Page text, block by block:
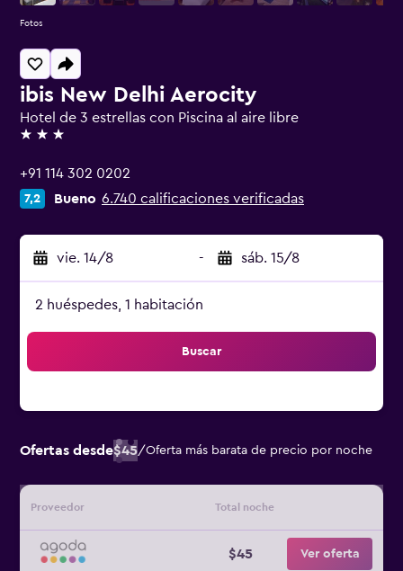
ibis New Delhi Aerocity
Hotel de 3 estrellas con Piscina al aire libre
3 estrellas
+91 114 302 0202
7,2 Bueno 6.740 calificaciones verificadas
vie. 14/8 - sáb. 15/8
2 huéspedes, 1 habitación
Buscar
Ofertas desde$45/Oferta más barata de precio por noche
Proveedor Total noche
$45 Ver oferta
Fotos